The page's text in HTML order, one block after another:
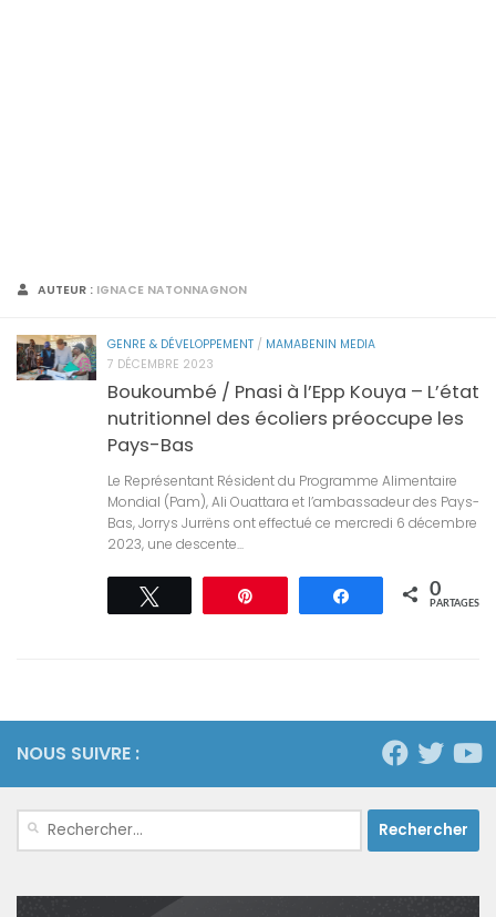
AUTEUR : IGNACE NATONNAGNON
GENRE & DÉVELOPPEMENT / MAMABENIN MEDIA
7 DÉCEMBRE 2023
Boukoumbé / Pnasi à l’Epp Kouya – L’état
nutritionnel des écoliers préoccupe les
Pays-Bas
Le Représentant Résident du Programme Alimentaire
Mondial (Pam), Ali Ouattara et l’ambassadeur des Pays-
Bas, Jorrys Jurrëns ont effectué ce mercredi 6 décembre
2023, une descente...
Partagez 0
PARTAGES
NOUS SUIVRE :
Rechercher :